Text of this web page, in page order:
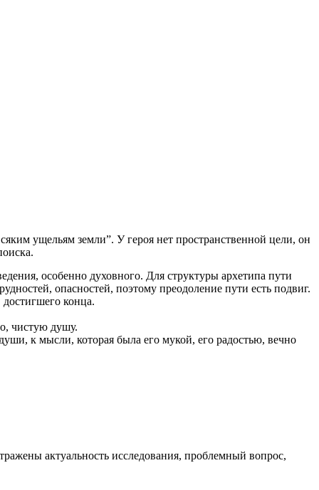
ущельям земли”. У героя нет пространственной цели, он
особенно духовного. Для структуры архетипа пути
опасностей, поэтому преодоление пути есть подвиг.
конца.
чистую душу.
к мысли, которая была его мукой, его радостью, вечно
актуальность исследования, проблемный вопрос,